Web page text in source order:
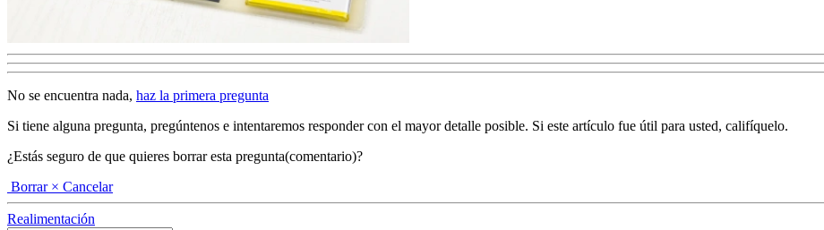
No se encuentra nada, haz la primera pregunta
Si tiene alguna pregunta, pregúntenos e intentaremos responder con el mayor detalle posible. Si este artículo fue útil para usted, califíquelo.
¿Estás seguro de que quieres borrar esta pregunta(comentario)?
Borrar × Cancelar
Realimentación